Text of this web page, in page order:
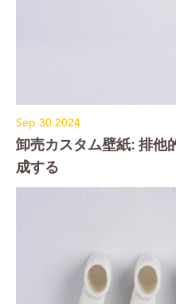
Sep 30.2024
卸売カスタム壁紙: 排他
成する